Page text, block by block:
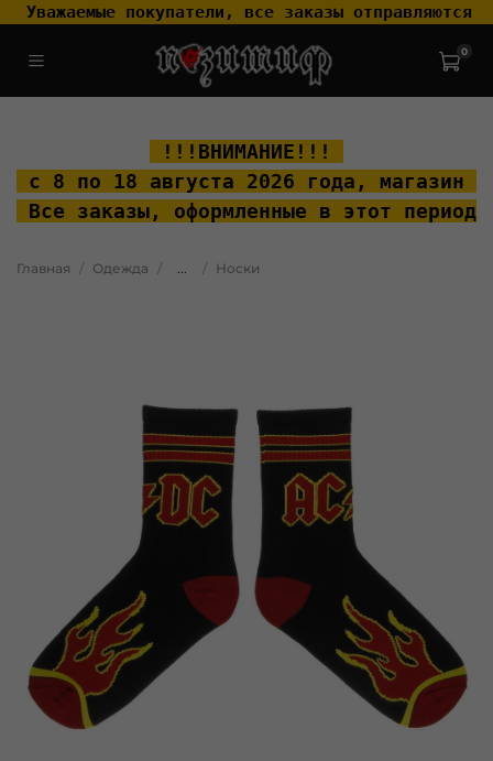
Уважаемые покупатели, все заказы отправляются
0
!!!ВНИМАНИЕ!!!
с 8 по 18 августа 2026 года, магазин
Все заказы, оформленные в этот
Главная Одежда Носки